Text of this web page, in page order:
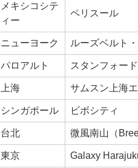
メキシコシテ
ィー
ペリスール
ニューヨーク ルーズベルト
パロアルト スタンフォー
上海 サムスン上海
シンガポール ビボシティ
台北 微風南山（
東京 Galaxy